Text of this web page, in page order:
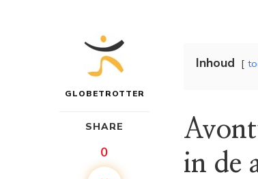
GLOBETROTTER
SHARE
0
Inhoud
in de